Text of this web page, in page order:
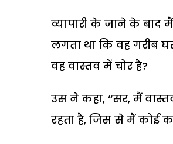
व्यापारी के जाने के बाद
लगता था कि वह गरीब
वह वास्तव में चोर है?
उस ने कहा, ‘‘सर, मैं
रहता है, जिस से मैं कोई